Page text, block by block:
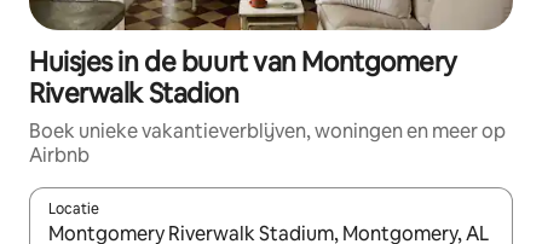
Huisjes in de buurt van Montgomery
Riverwalk Stadion
Boek unieke vakantieverblijven, woningen en meer op
Airbnb
Locatie
Wanneer er suggesties beschikbaar zijn, maak je een keuze